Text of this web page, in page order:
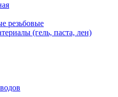
резьбовые
(гель, паста, лен)